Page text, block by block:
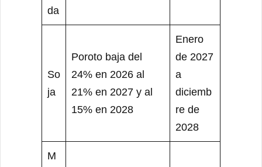
da
So
ja
Poroto baja del
24% en 2026 al
21% en 2027 y al
15% en 2028
Enero
de 2027
a
diciemb
re de
2028
M